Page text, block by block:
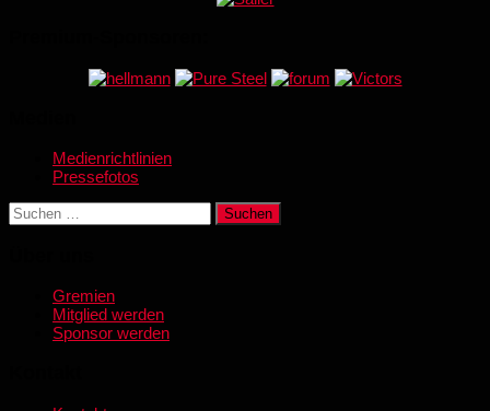
Medienrichtlinien
Pressefotos
Suchen
nach:
Gremien
Mitglied werden
Sponsor werden